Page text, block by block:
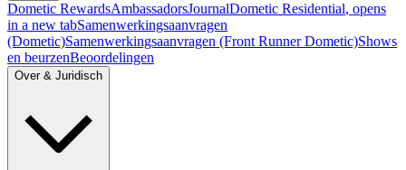
Dometic RewardsAmbassadorsJournalDometic Residential, opens
in a new tabSamenwerkingsaanvragen
(Dometic)Samenwerkingsaanvragen (Front Runner Dometic)Shows
en beurzenBeoordelingen
Over & Juridisch